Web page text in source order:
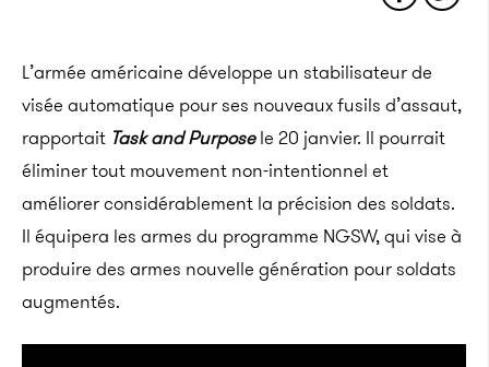
L’armée américaine développe un stabilisateur de
visée automatique pour ses nouveaux fusils d’assaut,
rapportait Task and Purposele 20 janvier. Il pourrait
éliminer tout mouvement non-intentionnel et
améliorer considérablement la précision des soldats.
Il équipera les armes du programme NGSW, qui vise à
produire des armes nouvelle génération pour soldats
augmentés.